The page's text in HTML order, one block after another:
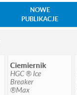
NOWE
PUBLIKACJE
Ciemiernik
HGC ® Ice
Breaker
®Max